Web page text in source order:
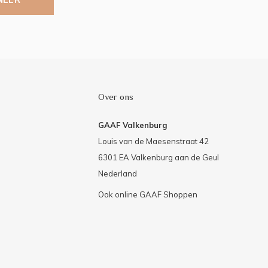
Over ons
GAAF Valkenburg
Louis van de Maesenstraat 42
6301 EA Valkenburg aan de Geul
Nederland
Ook online GAAF Shoppen